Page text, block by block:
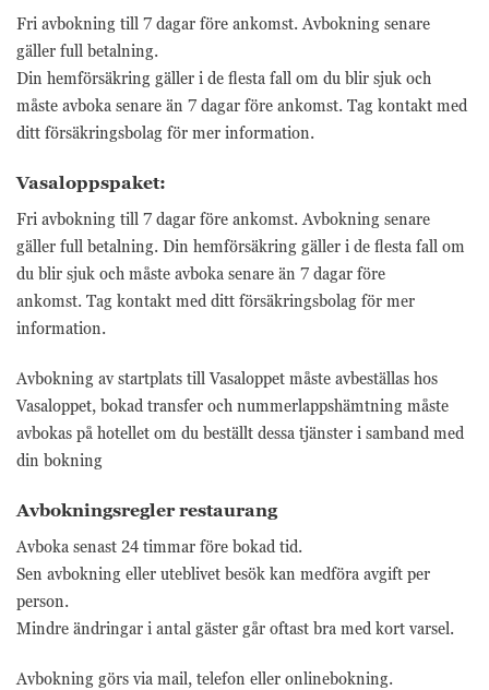
Fri avbokning till 7 dagar före ankomst. Avbokning senare
gäller full betalning.
Din hemförsäkring gäller i de flesta fall om du blir sjuk och
måste avboka senare än 7 dagar före ankomst. Tag kontakt med
ditt försäkringsbolag för mer information.
Vasaloppspaket:
Fri avbokning till 7 dagar före ankomst. Avbokning senare
gäller full betalning. Din hemförsäkring gäller i de flesta fall om
du blir sjuk och måste avboka senare än 7 dagar före
ankomst. Tag kontakt med ditt försäkringsbolag för mer
information.
Avbokning av startplats till Vasaloppet måste avbeställas hos
Vasaloppet, bokad transfer och nummerlappshämtning måste
avbokas på hotellet om du beställt dessa tjänster i samband med
din bokning
Avbokningsregler restaurang
Avboka senast 24 timmar före bokad tid.
Sen avbokning eller uteblivet besök kan medföra avgift per
person.
Mindre ändringar i antal gäster går oftast bra med kort varsel.
Avbokning görs via mail, telefon eller onlinebokning.
används för att
förstå och analysera
prestandaindexen
på webbplatsen
som hjälper till att
leverera en bättre
cookies kommer
viss funktionalitet
att försvinna från
hemsidan.
Marknadsförings-
cookies används
för att leverera
besökare med
och analysera
effektiviteten i
annonskampanjen.